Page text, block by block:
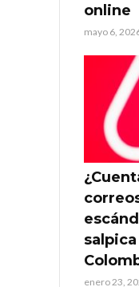
online
mayo 6,
enero 23,